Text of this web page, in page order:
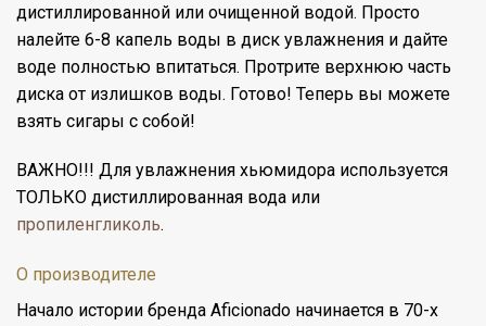
дистиллированной или очищенной водой. Просто
налейте 6-8 капель воды в диск увлажнения и дайте
воде полностью впитаться. Протрите верхнюю часть
диска от излишков воды. Готово! Теперь вы можете
взять сигары с собой!
ВАЖНО!!! Для увлажнения хьюмидора используется
ТОЛЬКО дистиллированная вода или
пропиленгликоль.
О производителе
Начало истории бренда Aficionado начинается в 70-х